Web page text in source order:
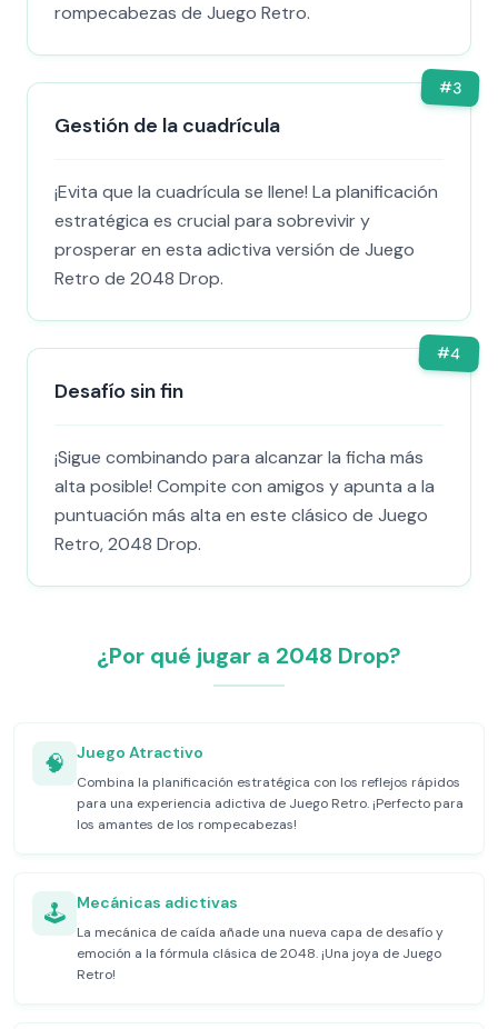
rompecabezas de Juego Retro.
#3
Gestión de la cuadrícula
¡Evita que la cuadrícula se llene! La planificación
estratégica es crucial para sobrevivir y
prosperar en esta adictiva versión de Juego
Retro de 2048 Drop.
#4
Desafío sin fin
¡Sigue combinando para alcanzar la ficha más
alta posible! Compite con amigos y apunta a la
puntuación más alta en este clásico de Juego
Retro, 2048 Drop.
¿Por qué jugar a 2048 Drop?
🧠 Juego Atractivo
Combina la planificación estratégica con los reflejos rápidos
para una experiencia adictiva de Juego Retro. ¡Perfecto para
los amantes de los rompecabezas!
🕹️ Mecánicas adictivas
La mecánica de caída añade una nueva capa de desafío y
emoción a la fórmula clásica de 2048. ¡Una joya de Juego
Retro!